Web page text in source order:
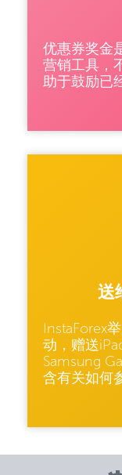
优惠券奖金
营销工具，
助于鼓励已
送
InstaForex
动，赠送
Samsung
含有关如何